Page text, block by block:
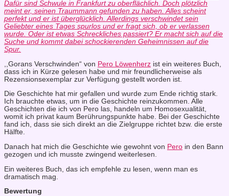
Dafür sind Schwule in Frankfurt zu oberflächlich. Doch plötzlich
meint er, seinen Traummann gefunden zu haben. Alles scheint
perfekt und er ist überglücklich. Allerdings verschwindet sein
Geliebter eines Tages spurlos und er fragt sich, ob er verlassen
wurde. Oder ist etwas Schreckliches passiert? Er macht sich auf die
Suche und kommt dabei schockierenden Geheimnissen auf die
Spur.
,,Gorans Verschwinden“ von Pero Löwenherz ist ein weiteres Buch,
dass ich in Kürze gelesen habe und mir freundlicherweise als
Rezensionsexemplar zur Verfügung gestellt worden ist.
Die Geschichte hat mir gefallen und wurde zum Ende richtig stark.
Ich brauchte etwas, um in die Geschichte reinzukommen. Alle
Geschichten die ich von Pero las, handeln um Homosexualität,
womit ich privat kaum Berührungspunkte habe. Bei der Geschichte
fand ich, dass sie sich direkt an die Zielgruppe richtet bzw. die erste
Hälfte.
Danach hat mich die Geschichte wie gewohnt von Pero in den Bann
gezogen und ich musste zwingend weiterlesen.
Ein weiteres Buch, das ich empfehle zu lesen, wenn man es
dramatisch mag.
Bewertung